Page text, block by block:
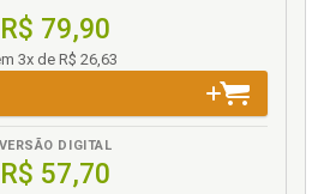
R$ 79,90
3x de R$ 26,63
VERSÃO DIGITAL
R$ 57,70